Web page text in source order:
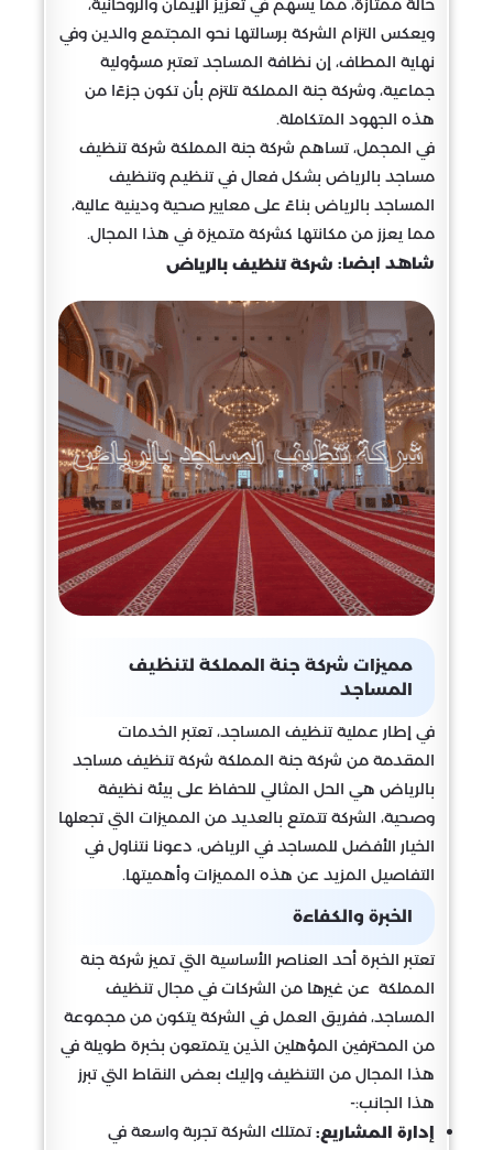
حالة ممتازة، مما يسهم في تعزيز الإيمان والروحانية،
ويعكس التزام الشركة برسالتها نحو المجتمع والدين وفي
نهاية المطاف، إن نظافة المساجد تعتبر مسؤولية
جماعية، وشركة جنة المملكة تلتزم بأن تكون جزءًا من
هذه الجهود المتكاملة.
في المجمل، تساهم شركة جنة المملكة شركة تنظيف
مساجد بالرياض بشكل فعال في تنظيم وتنظيف
المساجد بالرياض بناءً على معايير صحية ودينية عالية،
مما يعزز من مكانتها كشركة متميزة في هذا المجال.
شاهد ابضا: شركة تنظيف بالرياض
مميزات شركة جنة المملكة لتنظيف
المساجد
في إطار عملية تنظيف المساجد، تعتبر الخدمات
المقدمة من شركة جنة المملكة شركة تنظيف مساجد
بالرياض هي الحل المثالي للحفاظ على بيئة نظيفة
وصحية، الشركة تتمتع بالعديد من المميزات التي تجعلها
الخيار الأفضل للمساجد في الرياض، دعونا نتناول في
التفاصيل المزيد عن هذه المميزات وأهميتها.
الخبرة والكفاءة
تعتبر الخبرة أحد العناصر الأساسية التي تميز شركة جنة
المملكة عن غيرها من الشركات في مجال تنظيف
المساجد، ففريق العمل في الشركة يتكون من مجموعة
من المحترفين المؤهلين الذين يتمتعون بخبرة طويلة في
هذا المجال من التنظيف وإليك بعض النقاط التي تبرز
هذا الجانب:-
إدارة المشاريع:تمتلك الشركة تجربة واسعة في